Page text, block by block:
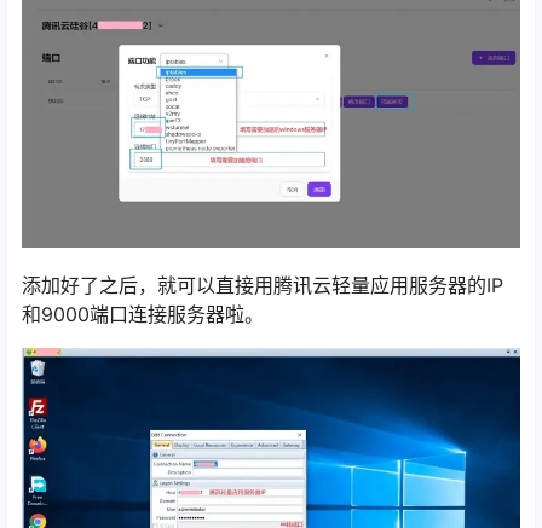
添加好了之后，就可以直接用腾讯云轻量应用服务器的IP
和9000端口连接服务器啦。